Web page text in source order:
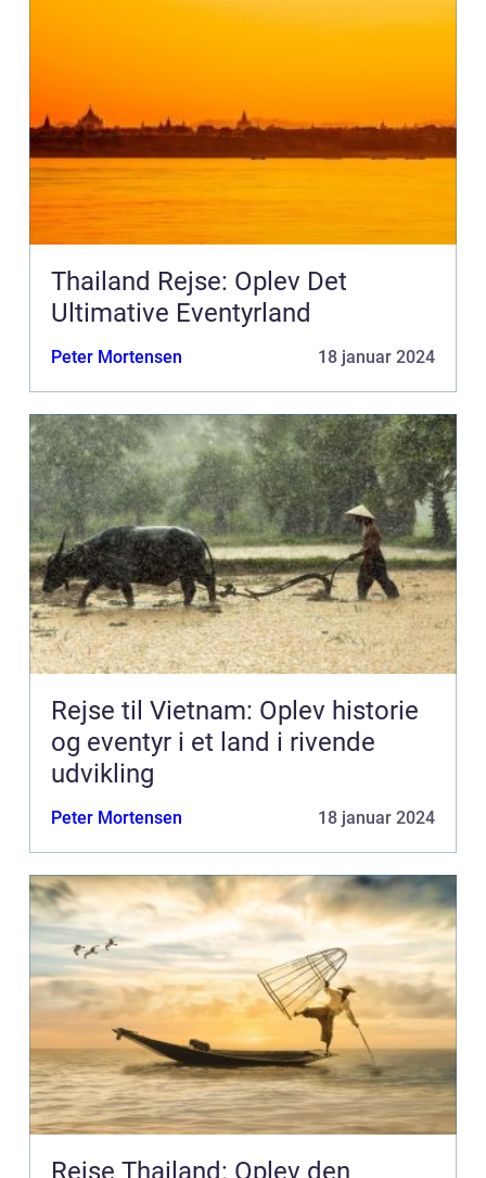
Thailand Rejse: Oplev Det
Ultimative Eventyrland
Peter Mortensen 18 januar 2024
Rejse til Vietnam: Oplev historie
og eventyr i et land i rivende
udvikling
Peter Mortensen 18 januar 2024
Rejse Thailand: Oplev den